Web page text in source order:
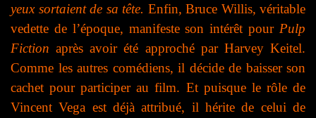
yeux sortaient de sa tête. Enfin, Bruce Willis, véritable
vedette de l’époque, manifeste son intérêt pour Pulp
Fiction après avoir été approché par Harvey Keitel.
Comme les autres comédiens, il décide de baisser son
cachet pour participer au film. Et puisque le rôle de
Vincent Vega est déjà attribué, il hérite de celui de